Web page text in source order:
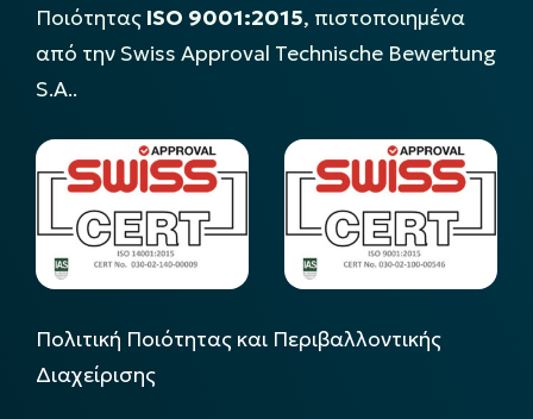
Ποιότητας ISO 9001:2015, πιστοποιημένα
από την Swiss Approval Technische Bewertung
S.A..
Πολιτική Ποιότητας και Περιβαλλοντικής
Διαχείρισης